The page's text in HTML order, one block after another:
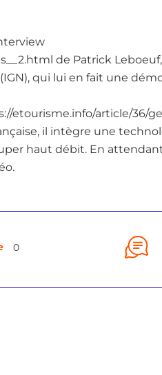
de Patrick
qui lui en fait une
etourisme.info/article/36/
il intègre une
haut débit. En
0